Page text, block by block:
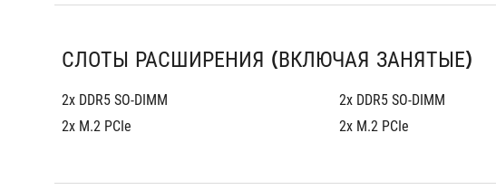
СЛОТЫ РАСШИРЕНИЯ (ВКЛЮЧАЯ ЗАНЯТЫЕ)
2x DDR5 SO-DIMM
2x M.2 PCIe
2x DDR5 SO-DIMM
2x M.2 PCIe